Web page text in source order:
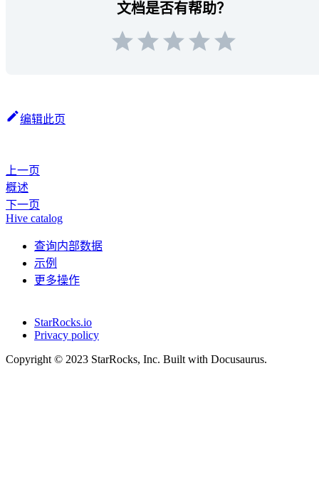
文档是否有帮助？
编辑此页
上一页
概述
下一页
Hive catalog
查询内部数据
示例
更多操作
StarRocks.io
Privacy policy
Copyright © 2023 StarRocks, Inc. Built with Docusaurus.